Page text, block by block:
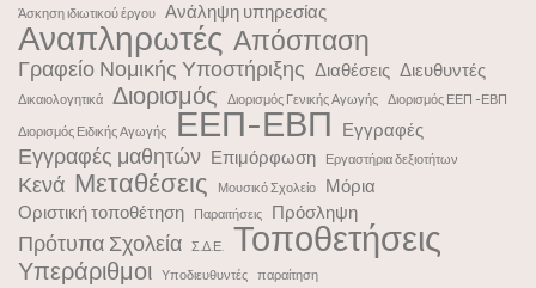
Άσκηση ιδιωτικού έργου Ανάληψη υπηρεσίας
Αναπληρωτές Απόσπαση
Γραφείο Νομικής Υποστήριξης Διαθέσεις Διευθυντές
Δικαιολογητικά Διορισμός Διορισμός Γενικής Αγωγής Διορισμός ΕΕΠ -ΕΒΠ
Διορισμός Ειδικής Αγωγής ΕΕΠ-ΕΒΠ Εγγραφές
Εγγραφές μαθητών Επιμόρφωση Εργαστήρια δεξιοτήτων
Κενά Μεταθέσεις Μουσικό Σχολείο
Μόρια
Οριστική τοποθέτηση
Παραιτήσεις Πρόσληψη
Πρότυπα Σχολεία Σ.Δ.Ε. Τοποθετήσεις
Υπεράριθμοι Υποδιευθυντές παραίτηση